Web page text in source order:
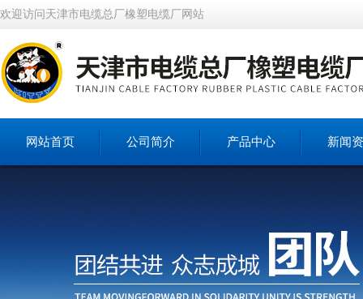
欢迎访问天津市电缆总厂橡塑电缆厂网站
网站首页 公司简介 产品中心 新闻